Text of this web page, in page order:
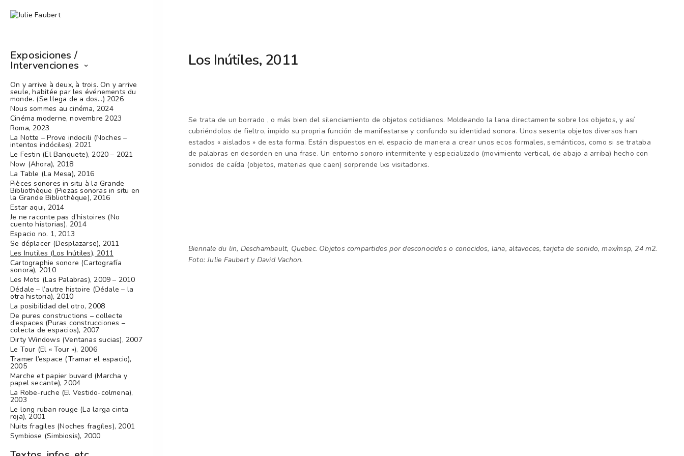
Exposiciones /
Intervenciones
On y arrive à deux, à trois. On y arrive
seule, habitée par les événements du
monde. (Se llega de a dos…) 2026
Nous sommes au cinéma, 2024
Cinéma moderne, novembre 2023
Roma, 2023
La Notte – Prove indocili (Noches –
intentos indóciles), 2021
Le Festin (El Banquete), 2020 – 2021
Now (Ahora), 2018
La Table (La Mesa), 2016
Pièces sonores in situ à la Grande
Bibliothèque (Piezas sonoras in situ en
la Grande Bibliothèque), 2016
Estar aqui, 2014
Je ne raconte pas d’histoires (No
cuento historias), 2014
Espacio no. 1, 2013
Se déplacer (Desplazarse), 2011
Les Inutiles (Los Inútiles), 2011
Cartographie sonore (Cartografía
sonora), 2010
Les Mots (Las Palabras), 2009 – 2010
Dédale – l’autre histoire (Dédale – la
otra historia), 2010
La posibilidad del otro, 2008
De pures constructions – collecte
d’espaces (Puras construcciones –
colecta de espacios), 2007
Dirty Windows (Ventanas sucias), 2007
Le Tour (El « Tour »), 2006
Tramer l’espace (Tramar el espacio),
2005
Marche et papier buvard (Marcha y
papel secante), 2004
La Robe-ruche (El Vestido-colmena),
2003
Le long ruban rouge (La larga cinta
roja), 2001
Nuits fragiles (Noches fragíles), 2001
Symbiose (Simbiosis), 2000
Los Inútiles, 2011
Se trata de un borrado , o más bien del silenciamiento de objetos cotidianos. Moldeando la lana directamente sobre los objetos, y así
cubriéndolos de fieltro, impido supropria función de manifestarse y confundo su identidad sonora. Unos sesenta objetos diversos han
estados « aislados » de esta forma. Están dispuestos en el espacio de manera a crearunos ecos formales, semánticos, como si se trataba
de palabras en desorden en una frase. Un entorno sonoro intermitente y especializado (movimiento vertical, de abajo a arriba) hecho con
sonidos de caída (objetos, materias que caen) sorprende lxs visitadorxs.
Biennale du lin, Deschambault, Quebec. Objetos compartidos por desconocidos o conocidos, lana, altavoces, tarjeta de sonido, max/msp, 24 m2.
Foto: Julie Faubert y David Vachon.